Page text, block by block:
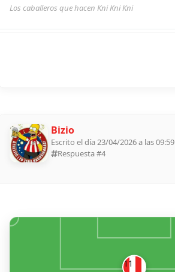
Los caballeros que hacen Kni Kni Kni
Bizio
Escrito el día 23/04/2026 a las 09:59
Respuesta #4
11